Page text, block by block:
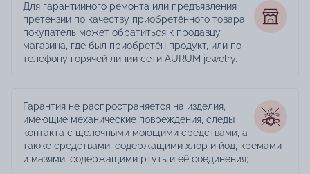
Для гарантийного ремонта или предъявления
претензии по качеству приобретённого товара
покупатель может обратиться к продавцу
магазина, где был приобретён продукт, или по
телефону горячей линии сети AURUM jewelry.
Гарантия не распространяется на изделия,
имеющие механические повреждения, следы
контакта с щелочными моющими средствами, а
также средствами, содержащими хлор и йод, кремами
и мазями, содержащими ртуть и её соединения;